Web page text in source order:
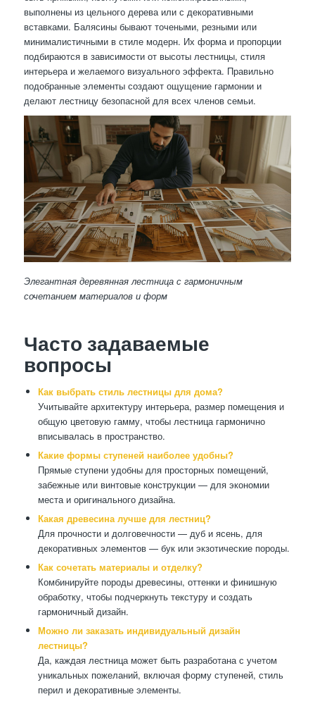
выполнены из цельного дерева или с декоративными
вставками. Балясины бывают точеными, резными или
минималистичными в стиле модерн. Их форма и пропорции
подбираются в зависимости от высоты лестницы, стиля
интерьера и желаемого визуального эффекта. Правильно
подобранные элементы создают ощущение гармонии и
делают лестницу безопасной для всех членов семьи.
Элегантная деревянная лестница с гармоничным
сочетанием материалов и форм
Часто задаваемые
вопросы
Как выбрать стиль лестницы для дома?
Учитывайте архитектуру интерьера, размер помещения и
общую цветовую гамму, чтобы лестница гармонично
вписывалась в пространство.
Какие формы ступеней наиболее удобны?
Прямые ступени удобны для просторных помещений,
забежные или винтовые конструкции — для экономии
места и оригинального дизайна.
Какая древесина лучше для лестниц?
Для прочности и долговечности — дуб и ясень, для
декоративных элементов — бук или экзотические породы.
Как сочетать материалы и отделку?
Комбинируйте породы древесины, оттенки и финишную
обработку, чтобы подчеркнуть текстуру и создать
гармоничный дизайн.
Можно ли заказать индивидуальный дизайн
лестницы?
Да, каждая лестница может быть разработана с учетом
уникальных пожеланий, включая форму ступеней, стиль
перил и декоративные элементы.